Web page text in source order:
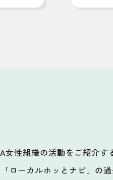
性組織の活動をご紹介
ローカルホッとナビ」の